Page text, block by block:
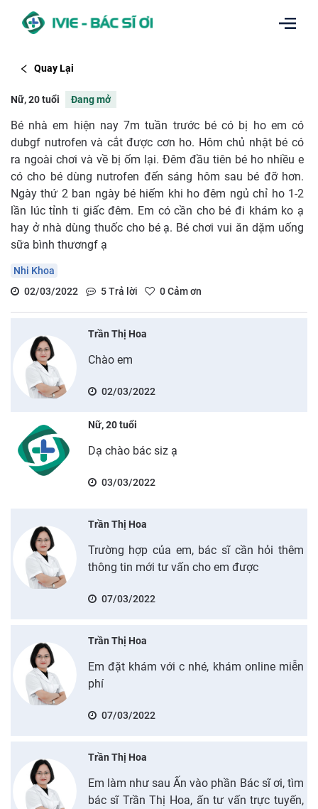
Quay Lại
Nữ, 20 tuổi Đang mở
Bé nhà em hiện nay 7m tuần trước bé có bị ho em có
dubgf nutrofen và cắt được cơn ho. Hôm chủ nhật bé có
ra ngoài chơi và về bị ốm lại. Đêm đầu tiên bé ho nhiều e
có cho bé dùng nutrofen đến sáng hôm sau bé đỡ hơn.
Ngày thứ 2 ban ngày bé hiếm khi ho đêm ngủ chỉ ho 1-2
lần lúc tỉnh ti giấc đêm. Em có cần cho bé đi khám ko ạ
hay ở nhà dùng thuốc cho bé ạ. Bé chơi vui ăn dặm uống
sữa bình thươngf ạ
Nhi Khoa
02/03/2022
5Trả lời 0Cảm ơn
Trần Thị Hoa
Chào em
02/03/2022
Nữ, 20 tuổi
Dạ chào bác siz ạ
03/03/2022
Trần Thị Hoa
Trường hợp của em, bác sĩ cần hỏi thêm
thông tin mới tư vấn cho em được
07/03/2022
Trần Thị Hoa
Em đặt khám với c nhé, khám online miễn
phí
07/03/2022
Trần Thị Hoa
Em làm như sau Ấn vào phần Bác sĩ ơi, tìm
bác sĩ Trần Thị Hoa, ấn tư vấn trực tuyến,